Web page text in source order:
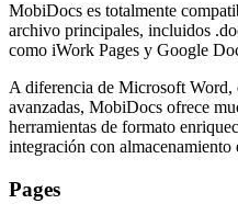
MobiDocs es totalmente
archivo principales, incluidos
como iWork Pages y Google
A diferencia de Microsoft Word,
avanzadas, MobiDocs ofrece
herramientas de formato
integración con almacenamiento
Pages